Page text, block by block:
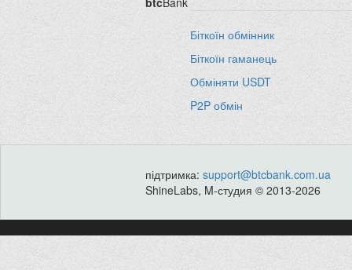
Біткоїн обмінник
Біткоїн гаманець
Обміняти USDT
P2P обмін
підтримка: support@btcbank.com.ua
ShineLabs, M-студия © 2013-2026